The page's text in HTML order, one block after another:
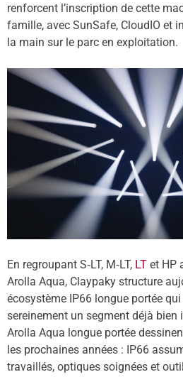
renforcent l’inscription de cette
famille, avec SunSafe, CloudIO et
la main sur le parc en exploitation.
En regroupant S‑LT, M‑LT, LT et HP
Arolla Aqua, Claypaky structure
écosystème IP66 longue portée
sereinement un segment déjà bien
Arolla Aqua longue portée
les prochaines années : IP66
travaillés, optiques soignées et